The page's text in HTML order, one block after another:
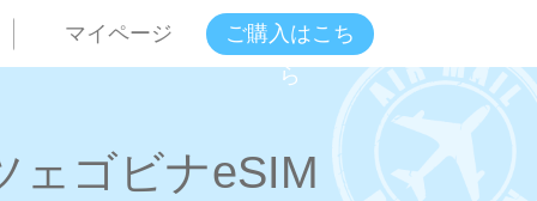
マイページ
ご購入はこち
ら
ェゴビナeSIM